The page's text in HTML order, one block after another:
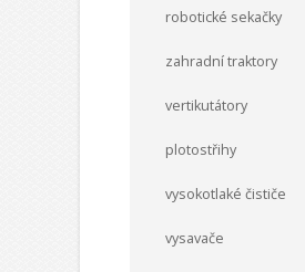
robotické sekačky
zahradní traktory
vertikutátory
plotostřihy
vysokotlaké čističe
vysavače